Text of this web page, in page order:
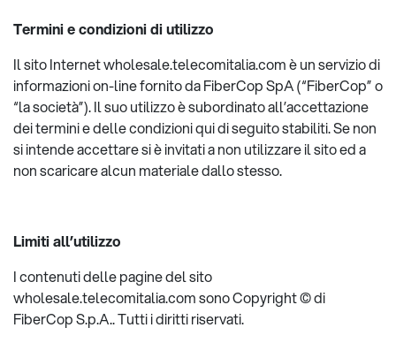
Termini e condizioni di utilizzo
Il sito Internet wholesale.telecomitalia.com è un servizio di
informazioni on-line fornito da FiberCop SpA (“FiberCop” o
“la società”). Il suo utilizzo è subordinato all’accettazione
dei termini e delle condizioni qui di seguito stabiliti. Se non
si intende accettare si è invitati a non utilizzare il sito ed a
non scaricare alcun materiale dallo stesso.
Limiti all’utilizzo
I contenuti delle pagine del sito
wholesale.telecomitalia.com sono Copyright © di
FiberCop S.p.A.. Tutti i diritti riservati.